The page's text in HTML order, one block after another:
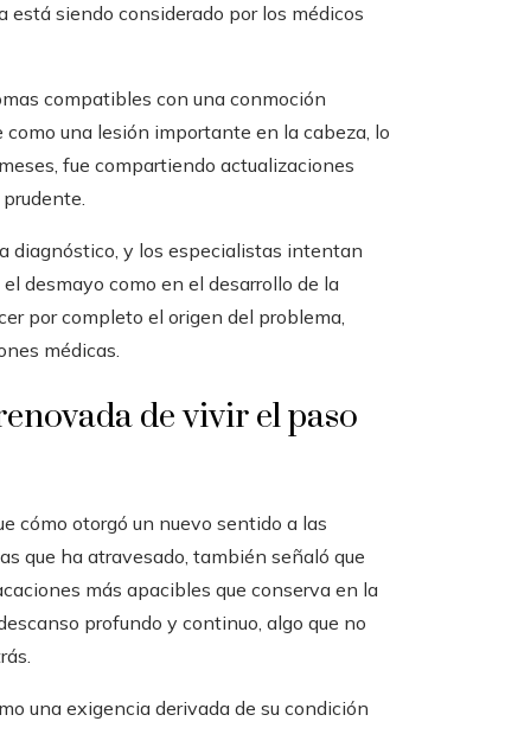
siendo considerado por los médicos
compatibles con una conmoción
una lesión importante en la cabeza, lo
fue compartiendo actualizaciones
diagnóstico, y los especialistas intentan
desmayo como en el desarrollo de la
por completo el origen del problema,
médicas.
de vivir el paso
cómo otorgó un nuevo sentido a las
que ha atravesado, también señaló que
más apacibles que conserva en la
profundo y continuo, algo que no
una exigencia derivada de su condición